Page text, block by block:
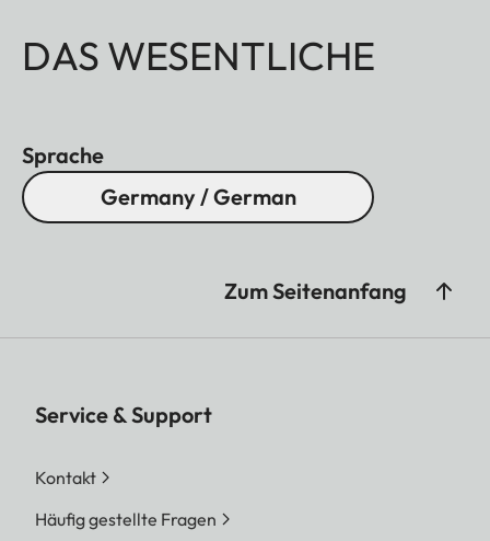
DAS WESENTLICHE
Sprache
Germany / German
Zum Seitenanfang
Service & Support
Kontakt
Häufig gestellte Fragen